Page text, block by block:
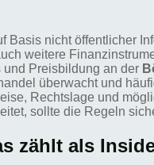
Basis nicht öffentlicher
weitere
Preisbildung an der
überwacht und
Rechtslage und
sollte die Regeln
zählt als